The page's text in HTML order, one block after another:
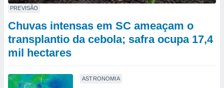
PREVISÃO
Chuvas intensas em SC ameaçam o
transplantio da cebola; safra ocupa 17,4
mil hectares
ASTRONOMIA